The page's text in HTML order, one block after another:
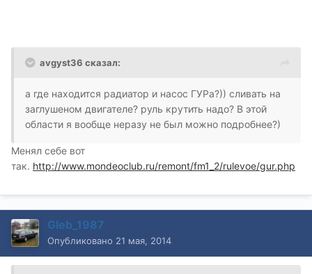
avgyst36 сказал:
а где находится радиатор и насос ГУРа?)) сливать на
заглушеном двигателе? руль крутить надо? В этой
области я вообще неразу не был можно подробнее?)
Менял себе вот
так. http://www.mondeoclub.ru/remont/fm1_2/rulevoe/gur.php
Gleb_1987
Опубликовано 21 мая, 2014